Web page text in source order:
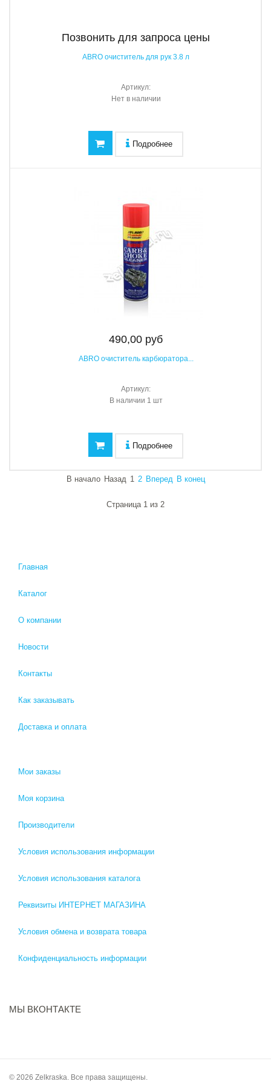
Позвонить для запроса цены
ABRO очиститель для рук 3.8 л
Артикул:
Нет в наличии
Подробнее
490,00 руб
ABRO очиститель карбюратора...
Артикул:
В наличии 1 шт
Подробнее
В начало Назад 1 2 Вперед В конец
Страница 1 из 2
Главная
Каталог
О компании
Новости
Контакты
Как заказывать
Доставка и оплата
Мои заказы
Моя корзина
Производители
Условия использования информации
Условия использования каталога
Реквизиты ИНТЕРНЕТ МАГАЗИНА
Условия обмена и возврата товара
Конфиденциальность информации
МЫ ВКОНТАКТЕ
© 2026 Zelkraska. Все права защищены.